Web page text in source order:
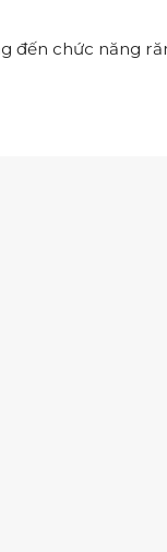
đến chức năng